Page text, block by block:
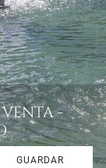
VENTA -
GUARDAR